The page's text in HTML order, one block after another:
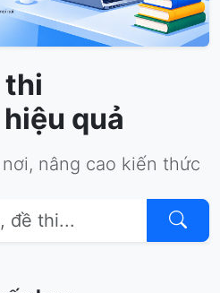
thi
quả
nâng cao kiến thức